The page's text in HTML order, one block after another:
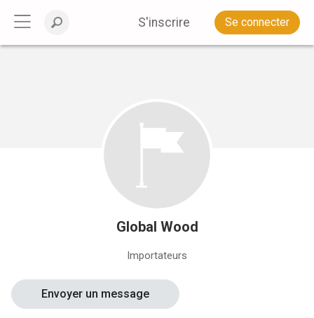
S'inscrire Se connecter
Global Wood
Importateurs
Envoyer un message